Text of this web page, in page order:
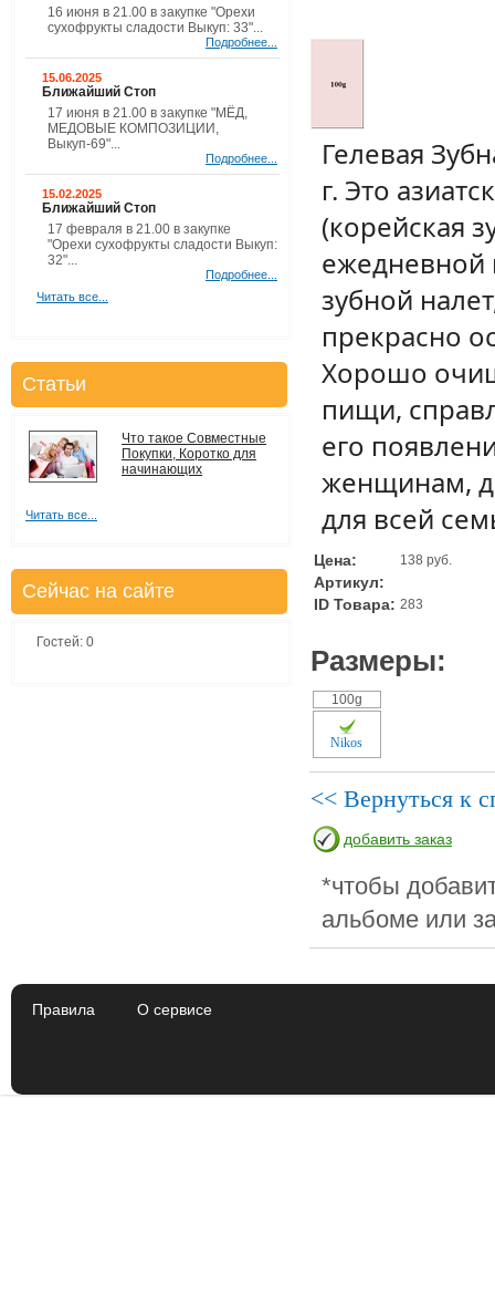
Гелевая
г. Это
(корейская
ежедневной
зубной
прекрасно
Хорошо
пищи,
его
женщинам,
для всей
Цена: 138 руб.
Артикул:
ID Товара: 283
Размеры:
100g
Nikos
<< Вернуться к
добавить заказ
*чтобы
альбоме или
16 июня в 21.00 в закупке "Орехи
сухофрукты сладости Выкуп: 33"...
Подробнее...
15.06.2025
Ближайший Стоп
17 июня в 21.00 в закупке "МЁД,
МЕДОВЫЕ КОМПОЗИЦИИ,
Выкуп-69"...
Подробнее...
15.02.2025
Ближайший Стоп
17 февраля в 21.00 в закупке
"Орехи сухофрукты сладости Выкуп:
32"...
Подробнее...
Читать все...
Статьи
Что такое Совместные
Покупки, Коротко для
начинающих
Читать все...
Сейчас на сайте
Гостей: 0
Правила О сервисе